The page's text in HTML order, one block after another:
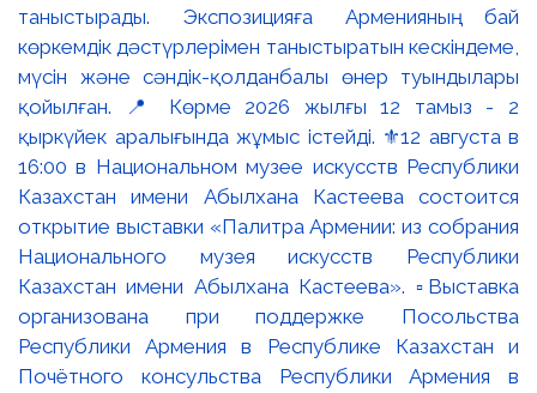
таныстырады. Экспозицияға Арменияның бай
көркемдік дәстүрлерімен таныстыратын кескіндеме,
мүсін және сәндік-қолданбалы өнер туындылары
қойылған. 📍 Көрме 2026 жылғы 12 тамыз - 2
қыркүйек аралығында жұмыс істейді. ⚜️12 августа в
16:00 в Национальном музее искусств Республики
Казахстан имени Абылхана Кастеева состоится
открытие выставки «Палитра Армении: из собрания
Национального музея искусств Республики
Казахстан имени Абылхана Кастеева». ▫️Выставка
организована при поддержке Посольства
Республики Армения в Республике Казахстан и
Почётного консульства Республики Армения в